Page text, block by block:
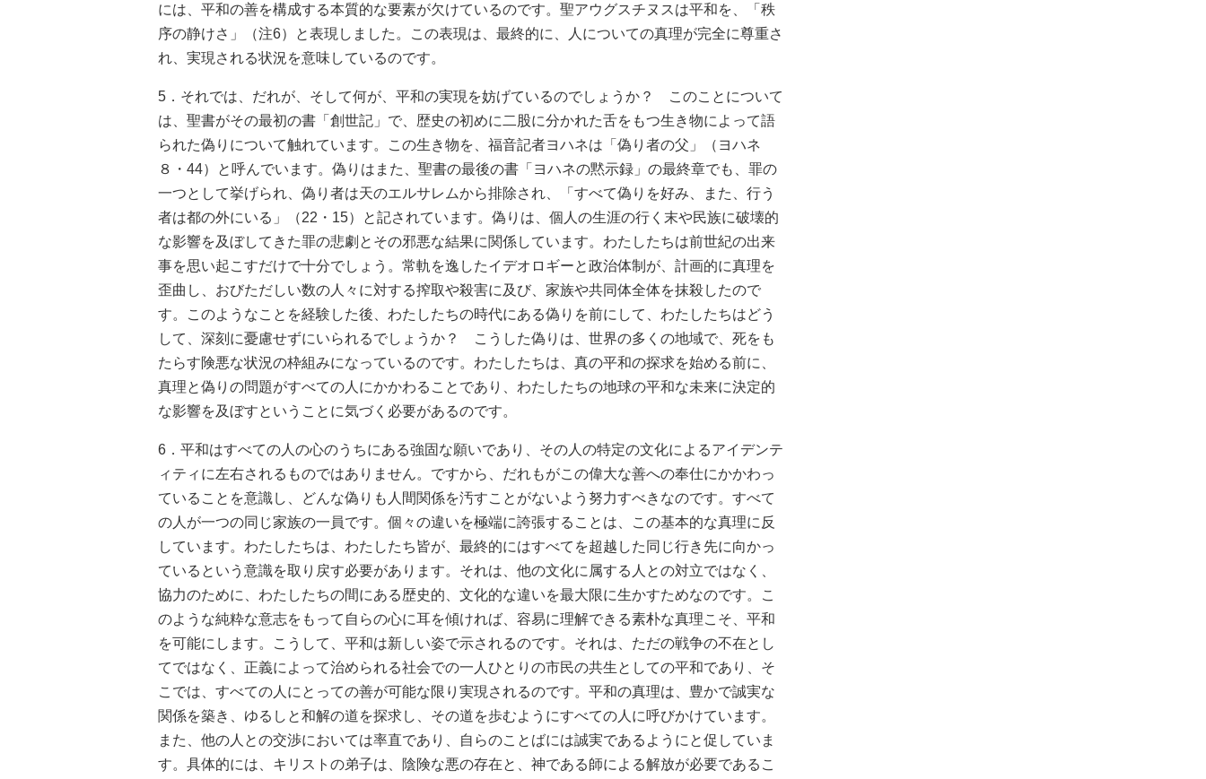
には、平和の善を構成する本質的な要素が欠けているのです。聖アウグスチヌスは平和を、「秩
序の静けさ」（注6）と表現しました。この表現は、最終的に、人についての真理が完全に尊重さ
れ、実現される状況を意味しているのです。
5．それでは、だれが、そして何が、平和の実現を妨げているのでしょうか？ このことについて
は、聖書がその最初の書「創世記」で、歴史の初めに二股に分かれた舌をもつ生き物によって語
られた偽りについて触れています。この生き物を、福音記者ヨハネは「偽り者の父」（ヨハネ
８・44）と呼んでいます。偽りはまた、聖書の最後の書「ヨハネの黙示録」の最終章でも、罪の
一つとして挙げられ、偽り者は天のエルサレムから排除され、「すべて偽りを好み、また、行う
者は都の外にいる」（22・15）と記されています。偽りは、個人の生涯の行く末や民族に破壊的
な影響を及ぼしてきた罪の悲劇とその邪悪な結果に関係しています。わたしたちは前世紀の出来
事を思い起こすだけで十分でしょう。常軌を逸したイデオロギーと政治体制が、計画的に真理を
歪曲し、おびただしい数の人々に対する搾取や殺害に及び、家族や共同体全体を抹殺したので
す。このようなことを経験した後、わたしたちの時代にある偽りを前にして、わたしたちはどう
して、深刻に憂慮せずにいられるでしょうか？ こうした偽りは、世界の多くの地域で、死をも
たらす険悪な状況の枠組みになっているのです。わたしたちは、真の平和の探求を始める前に、
真理と偽りの問題がすべての人にかかわることであり、わたしたちの地球の平和な未来に決定的
な影響を及ぼすということに気づく必要があるのです。
6．平和はすべての人の心のうちにある強固な願いであり、その人の特定の文化によるアイデンテ
ィティに左右されるものではありません。ですから、だれもがこの偉大な善への奉仕にかかわっ
ていることを意識し、どんな偽りも人間関係を汚すことがないよう努力すべきなのです。すべて
の人が一つの同じ家族の一員です。個々の違いを極端に誇張することは、この基本的な真理に反
しています。わたしたちは、わたしたち皆が、最終的にはすべてを超越した同じ行き先に向かっ
ているという意識を取り戻す必要があります。それは、他の文化に属する人との対立ではなく、
協力のために、わたしたちの間にある歴史的、文化的な違いを最大限に生かすためなのです。こ
のような純粋な意志をもって自らの心に耳を傾ければ、容易に理解できる素朴な真理こそ、平和
を可能にします。こうして、平和は新しい姿で示されるのです。それは、ただの戦争の不在とし
てではなく、正義によって治められる社会での一人ひとりの市民の共生としての平和であり、そ
こでは、すべての人にとっての善が可能な限り実現されるのです。平和の真理は、豊かで誠実な
関係を築き、ゆるしと和解の道を探求し、その道を歩むようにすべての人に呼びかけています。
また、他の人との交渉においては率直であり、自らのことばには誠実であるようにと促していま
す。具体的には、キリストの弟子は、陰険な悪の存在と、神である師による解放が必要であるこ